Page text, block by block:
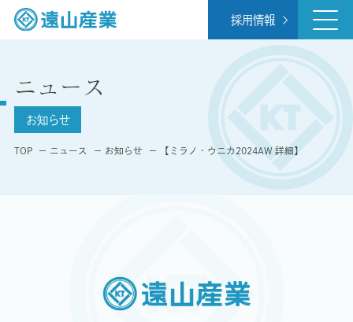
採用情報
ニュース
お知らせ
TOP ニュース お知らせ 【ミラノ・ウニカ2024AW 詳細】